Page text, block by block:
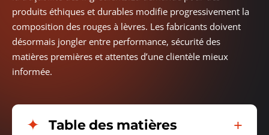
produits éthiques et durables modifie progressivement la
composition des rouges à lèvres. Les fabricants doivent
désormais jongler entre performance, sécurité des
matières premières et attentes d’une clientèle mieux
informée.
Table des matières